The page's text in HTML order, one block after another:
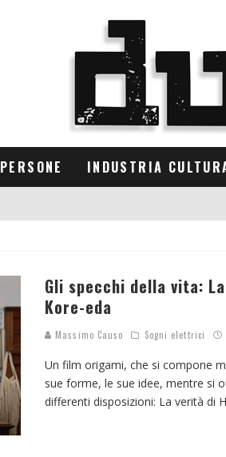
PERSONE INDUSTRIA
Gli specchi della vita:
Kore-eda
Massimo Causo Sogni elettrici
Un film origami, che si compone
sue forme, le sue idee, mentre si
differenti disposizioni: La verità di